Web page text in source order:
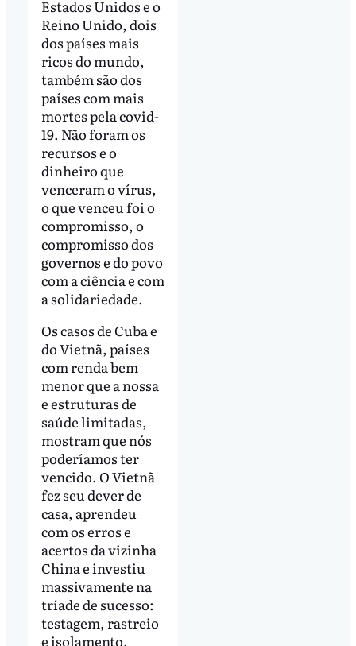
Estados Unidos e o
Reino Unido, dois
dos países mais
ricos do mundo,
também são dos
países com mais
mortes pela covid-
19. Não foram os
recursos e o
dinheiro que
venceram o vírus,
o que venceu foi o
compromisso, o
compromisso dos
governos e do povo
com a ciência e com
a solidariedade.
Os casos de Cuba e
do Vietnã, países
com renda bem
menor que a nossa
e estruturas de
saúde limitadas,
mostram que nós
poderíamos ter
vencido. O Vietnã
fez seu dever de
casa, aprendeu
com os erros e
acertos da vizinha
China e investiu
massivamente na
tríade de sucesso:
testagem, rastreio
e isolamento.